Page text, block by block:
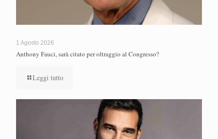
1 Agosto 2026
Anthony Fauci, sarà citato per oltraggio al Congresso?
Leggi tutto